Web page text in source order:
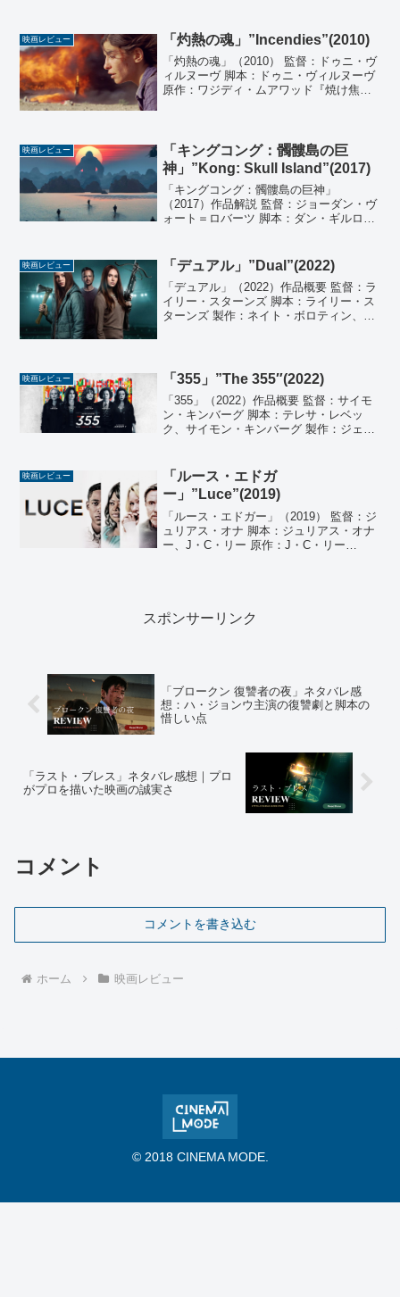
ル・ヴェッチョ、ジョン・ラセター 音
楽：クリスト...
映画レビュー 「灼熱の魂」”Incendies”(2010)
「灼熱の魂」（2010） 監督：ドゥニ・ヴ
ィルヌーヴ 脚本：ドゥニ・ヴィルヌーヴ
原作：ワジディ・ムアワッド『焼け焦げ
集：モニ...
映画レビュー
「キングコング：髑髏島の巨
神」”Kong: Skull Island”(2017)
「キングコング：髑髏島の巨神」
（2017）作品解説 監督：ジョーダン・ヴ
ォート＝ロバーツ 脚本：ダン・ギルロ
ョン・ゲイティンズ 製作：トーマス・タ
ル、ジョン・ジャシュー...
映画レビュー 「デュアル」”Dual”(2022)
「デュアル」（2022）作品概要 監督：ラ
イリー・スターンズ 脚本：ライリー・ス
ターンズ 製作：ネイト・ボロティン、ア
マイケル...
映画レビュー 「355」”The 355″(2022)
「355」（2022）作品概要 監督：サイモ
ン・キンバーグ 脚本：テレサ・レベッ
ク、サイモン・キンバーグ 製作：ジェシ
キーXL（トム・ホーケンバーグ） 撮影：
ティム・...
映画レビュー
「ルース・エドガ
ー」”Luce”(2019)
「ルース・エドガー」（2019） 監督：ジ
ュリアス・オナ 脚本：ジュリアス・オナ
ー、J・C・リー 原作：J・C・リー
スポンサーリンク
「ブロークン 復讐者の夜」ネタバレ感
想：ハ・ジョンウ主演の復讐劇と脚本の
惜しい点
「ラスト・ブレス」ネタバレ感想｜プロ
がプロを描いた映画の誠実さ
コメント
コメントを書き込む
ホーム 映画レビュー
© 2018 CINEMA MODE.